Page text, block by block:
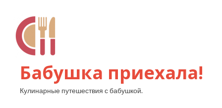
Бабушка приехала!
Кулинарные путешествия с бабушкой.